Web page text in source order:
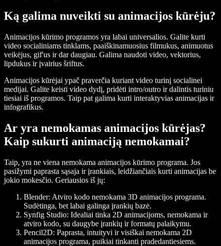
Ką galima nuveikti su animacijos kūrėju?
Animacijos kūrimo programos yra labai universalios. Galite kurti
video socialiniams tinklams, paaiškinamuosius filmukus, animuotus
veikėjus, gif'us ir dar daugiau. Galima naudoti video, vektorius,
lipdukus ir įvairius šriftus.
Animacijos kūrėjai ypač praverčia kuriant video turinį socialinei
medijai. Galite keisti video dydį, pridėti intro/outro ir dalintis turiniu
tiesiai iš programos. Taip pat galima kurti interaktyvias animacijas ir
infografikus.
Ar yra nemokamas animacijos kūrėjas?
Kaip sukurti animaciją nemokamai?
Taip, yra ne viena nemokama animacijos kūrimo programa. Jos
pasižymi paprasta sąsaja ir įrankiais, leidžiančiais kurti animacijas be
jokio mokesčio. Geriausios iš jų:
Blender: Atviro kodo nemokama 3D animacijos programa.
Sudėtinga, bet labai galinga įrankių bazė.
Synfig Studio: Idealiai tinka 2D animacijoms, nemokama ir
atviro kodo, su daugybe įrankių ir formatų palaikymu.
Pencil2D: Paprasta, intuityvi ir visiškai nemokama 2D
animacijos programa, puikiai tinkanti pradedantiesiems.